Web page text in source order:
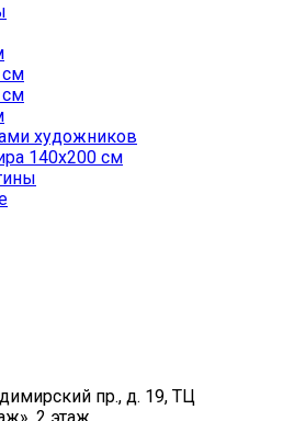
см
см
художников
140х200 см
пр., д. 19, ТЦ